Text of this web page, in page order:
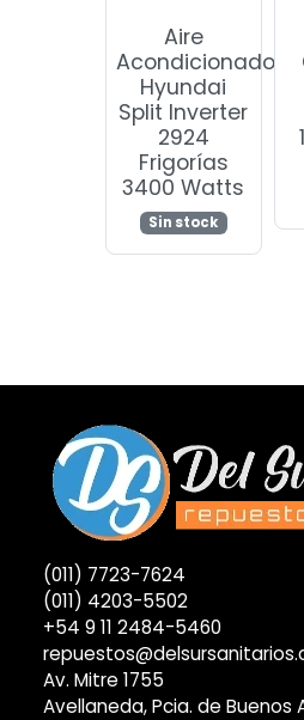
Aire
Acondicionado
Hyundai
Split Inverter
2924
Frigorías
3400 Watts
Sin stock
(011) 7723-7624
(011) 4203-5502
+54 9 11 2484-5460
Av. Mitre 1755
Avellaneda, Pcia. de Buenos